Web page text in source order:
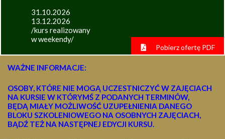
31.10.2026
13.12.2026
/kurs realizowany
w weekendy/
Pobierz ofertę PDF
WAŻNE INFORMACJE:
OSOBY, KTÓRE NIE MOGĄ UCZESTNICZYĆ W ZAJĘCIACH
NA KURSIE W KTÓRYMŚ Z PODANYCH TERMINÓW,
BĘDĄ MIAŁY MOŻLIWOŚĆ UZUPEŁNIENIA DANEGO
BLOKU SZKOLENIOWEGO NA OSOBNYCH ZAJĘCIACH,
BĄDŹ TEŻ NA NASTĘPNEJ EDYCJI KURSU.